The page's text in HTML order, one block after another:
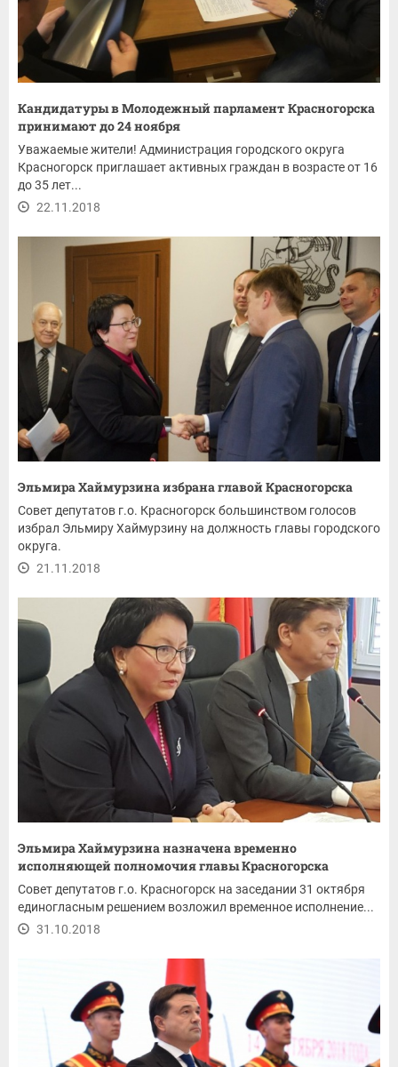
Кандидатуры в Молодежный парламент Красногорска
принимают до 24 ноября
Уважаемые жители! Администрация городского округа
Красногорск приглашает активных граждан в возрасте от 16
до 35 лет...
22.11.2018
Эльмира Хаймурзина избрана главой Красногорска
Совет депутатов г.о. Красногорск большинством голосов
избрал Эльмиру Хаймурзину на должность главы городского
округа.
21.11.2018
Эльмира Хаймурзина назначена временно
исполняющей полномочия главы Красногорска
Совет депутатов г.о. Красногорск на заседании 31 октября
единогласным решением возложил временное исполнение...
31.10.2018